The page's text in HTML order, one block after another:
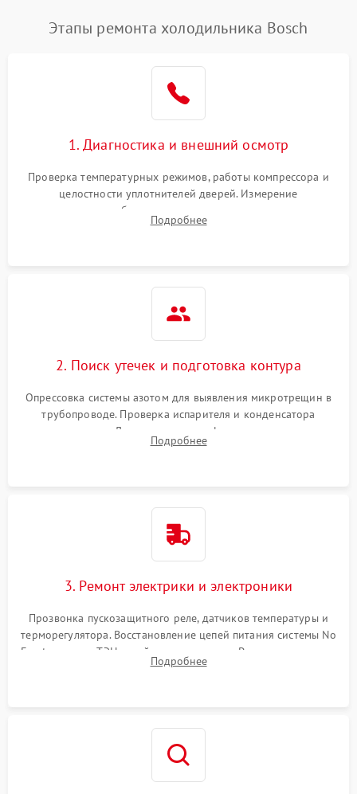
Поломка системы No Frost 2600 ₽ Подробнее →
работе
2000 ₽ Подробнее →
1000 ₽
1800 ₽
Этапы ремонта холодильника Bosch
1. Диагностика и внешний осмотр
Проверка температурных режимов, работы компрессора и
целостности уплотнителей дверей. Измерение
сопротивления обмоток мотора, проверка термостата и
считывание кодов ошибок с электронного дисплея.
Подробнее
2. Поиск утечек и подготовка контура
Опрессовка системы азотом для выявления микротрещин в
трубопроводе. Проверка испарителя и конденсатора
течеискателем. Демонтаж старого фильтра-осушителя и
продувка капиллярной трубки для устранения засоров.
Подробнее
3. Ремонт электрики и электроники
Прозвонка пускозащитного реле, датчиков температуры и
терморегулятора. Восстановление цепей питания системы No
Frost, включая ТЭН оттайки и вентилятор. Ремонт или замена
платы управления при сбоях алгоритмов.
Подробнее